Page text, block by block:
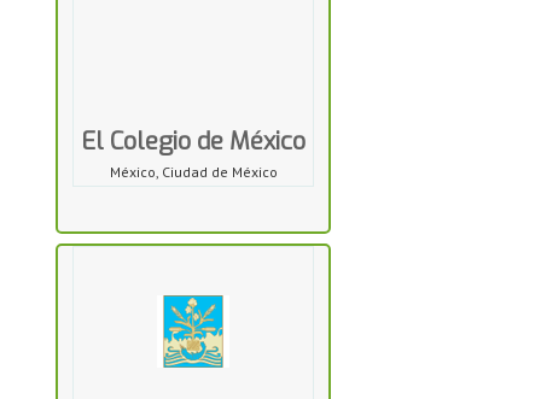
El Colegio de México
México, Ciudad de México